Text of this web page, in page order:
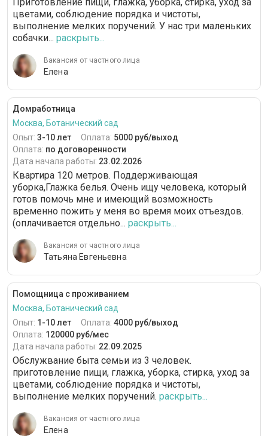
цветами, соблюдение порядка и чистоты,
выполнение мелких поручений. У нас три маленьких
собачки... раскрыть...
Вакансия от частного лица
Елена
Домработница
Москва, Ботанический сад
Опыт: 3-10 лет Оплата: 5000 руб/выход
Оплата: по договоренности
Дата начала работы: 23.02.2026
Квартира 120 метров. Поддерживающая
уборка,Глажка белья. Очень ищу человека, который
готов помочь мне и имеющий возможность
временно пожить у меня во время моих отъездов.
(оплачивается отдельно... раскрыть...
Вакансия от частного лица
Татьяна Евгеньевна
Помощница с проживанием
Москва, Ботанический сад
Опыт: 1-10 лет Оплата: 4000 руб/выход
Оплата: 120000 руб/мес
Дата начала работы: 22.09.2025
Обслужвание быта семьи из 3 человек.
приготовление пищи, глажка, уборка, стирка, уход за
цветами, соблюдение порядка и чистоты,
выполнение мелких поручений. раскрыть...
Вакансия от частного лица
Елена